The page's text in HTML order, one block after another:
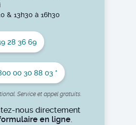
& 13h30 à 16h30
28 36 69
00 800 00 30 88 03 *
Service et appel gratuits.
nous directement
en ligne.